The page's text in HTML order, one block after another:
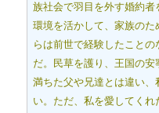
族社会で羽目を外す婚約
環境を活かして、家族の
らは前世で経験したこと
だ。民草を護り、王国の
満ちた父や兄達とは違い
い。ただ、私を愛してく